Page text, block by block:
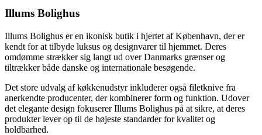
Illums Bolighus
Illums Bolighus er en ikonisk butik i hjertet af København, der er
kendt for at tilbyde luksus og designvarer til hjemmet. Deres
omdømme strækker sig langt ud over Danmarks grænser og
tiltrækker både danske og internationale besøgende.
Det store udvalg af køkkenudstyr inkluderer også filetknive fra
anerkendte producenter, der kombinerer form og funktion. Udover
det elegante design fokuserer Illums Bolighus på at sikre, at deres
produkter lever op til de højeste standarder for kvalitet og
holdbarhed.